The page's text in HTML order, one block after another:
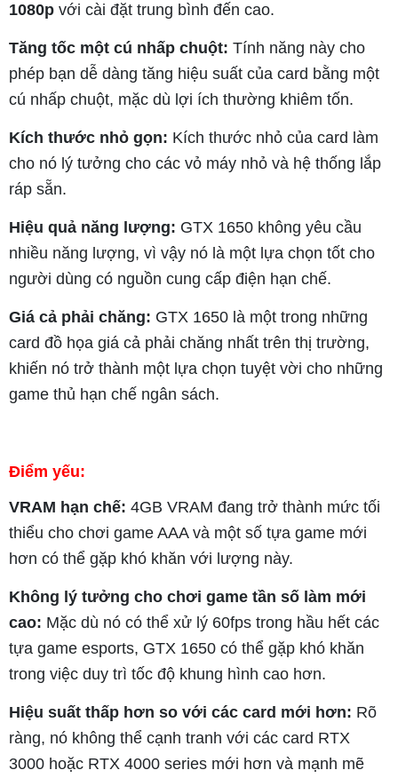
1080p với cài đặt trung bình đến cao.
Tăng tốc một cú nhấp chuột: Tính năng này cho
phép bạn dễ dàng tăng hiệu suất của card bằng một
cú nhấp chuột, mặc dù lợi ích thường khiêm tốn.
Kích thước nhỏ gọn: Kích thước nhỏ của card làm
cho nó lý tưởng cho các vỏ máy nhỏ và hệ thống lắp
ráp sẵn.
Hiệu quả năng lượng: GTX 1650 không yêu cầu
nhiều năng lượng, vì vậy nó là một lựa chọn tốt cho
người dùng có nguồn cung cấp điện hạn chế.
Giá cả phải chăng: GTX 1650 là một trong những
card đồ họa giá cả phải chăng nhất trên thị trường,
khiến nó trở thành một lựa chọn tuyệt vời cho những
game thủ hạn chế ngân sách.
Điểm yếu:
VRAM hạn chế: 4GB VRAM đang trở thành mức tối
thiểu cho chơi game AAA và một số tựa game mới
hơn có thể gặp khó khăn với lượng này.
Không lý tưởng cho chơi game tần số làm mới
cao: Mặc dù nó có thể xử lý 60fps trong hầu hết các
tựa game esports, GTX 1650 có thể gặp khó khăn
trong việc duy trì tốc độ khung hình cao hơn.
Hiệu suất thấp hơn so với các card mới hơn: Rõ
ràng, nó không thể cạnh tranh với các card RTX
3000 hoặc RTX 4000 series mới hơn và mạnh mẽ